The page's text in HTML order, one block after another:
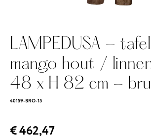
LAMPEDUSA -
mango hout /
48 x H 82 cm -
40159-BRO-15
€ 462,47